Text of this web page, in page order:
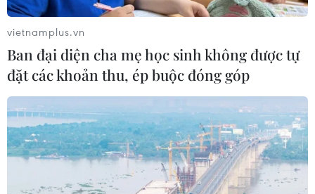
Lợi nhuận hoạt động của Hyundai và Kia
dự kiến giảm mạnh trong quý 1
vietnamplus.vn
Ban đại diện cha mẹ học sinh không được tự
đặt các khoản thu, ép buộc đóng góp